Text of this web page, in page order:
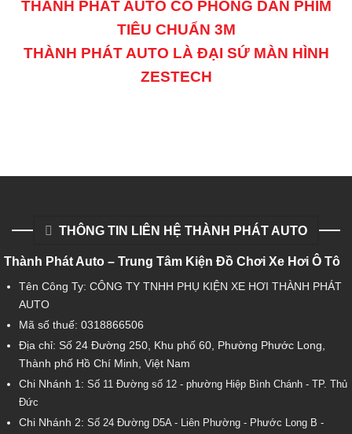
THÀNH PHÁT AUTO CÓ PHÒNG DÁN PHIM
TIÊU CHUẨN 3M
THÀNH PHÁT AUTO LÀ ĐẠI SỨ MÀN HÌNH
ZESTECH
THÔNG TIN LIÊN HỆ THÀNH PHÁT AUTO
Thành Phát Auto – Trung Tâm Kiện Đồ Chơi Xe Hơi Ô Tô
Tên Công Ty: CÔNG TY TNHH PHỤ KIỆN XE HƠI THÀNH PHÁT
AUTO
Mã số thuế: 0318866506
Địa chỉ: Số 24 Đường 250, Khu phố 60, Phường Phước Long,
Thành phố Hồ Chí Minh, Việt Nam
Chi Nhánh 1: Số 11 Đường số 12 - phường Hiệp Bình Chánh - TP. Thủ
Đức
Chi Nhánh 2: Số 24 Đường D5A - Liên Phường - Phước Long B -